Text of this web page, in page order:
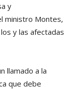
y
ministro Montes,
y las afectadas
llamado a la
que debe